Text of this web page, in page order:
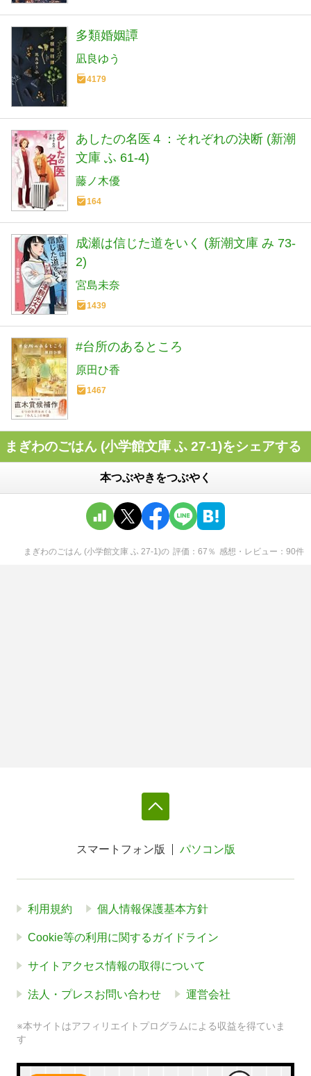
多類婚姻譚
凪良ゆう
4179
あしたの名医４：それぞれの決断 (新潮
文庫 ふ 61-4)
藤ノ木優
164
成瀬は信じた道をいく (新潮文庫 み 73-
2)
宮島未奈
1439
#台所のあるところ
原田ひ香
1467
まぎわのごはん (小学館文庫 ふ 27-1)をシェアする
本つぶやきをつぶやく
まぎわのごはん (小学館文庫 ふ 27-1)の 評価 67 ％ 感想・レビュー 90件
スマートフォン版 パソコン版
利用規約 個人情報保護基本方針
Cookie等の利用に関するガイドライン
サイトアクセス情報の取得について
法人・プレスお問い合わせ 運営会社
※本サイトはアフィリエイトプログラムによる収益を得ていま
す